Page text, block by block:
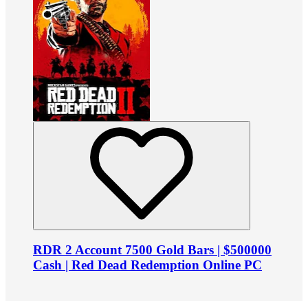
RDR 2 Account 7500 Gold Bars | $500000
Cash | Red Dead Redemption Online PC